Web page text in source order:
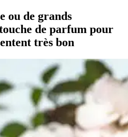
ou de grands
de parfum pour
très bon